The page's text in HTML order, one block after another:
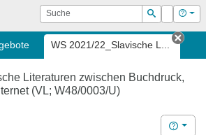
Suche
Suchen
Login Hilfe
WS 2021/22_Slavische L...
Tab
Literaturen zwischen Buchdruck,
(VL; W48/0003/U)
Hilfe